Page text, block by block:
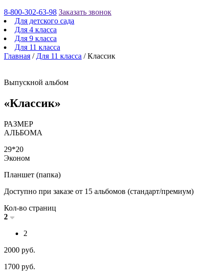
8-800-302-63-98 Заказать звонок
Для детского сада
Для 4 класса
Для 9 класса
Для 11 класса
Главная / Для 11 класса /Классик
Выпускной альбом
«Классик»
РАЗМЕР
АЛЬБОМА
29*20
Эконом
Планшет (папка)
Доступно при заказе от 15 альбомов (стандарт/премиум)
Кол-во страниц
2
2
2000 руб.
1700 руб.